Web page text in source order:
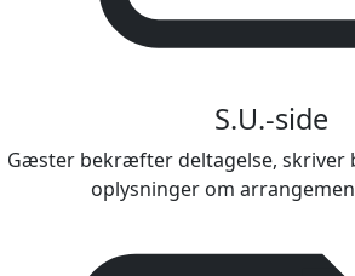
S.U.-side
Gæster bekræfter deltagelse, skriver
oplysninger om